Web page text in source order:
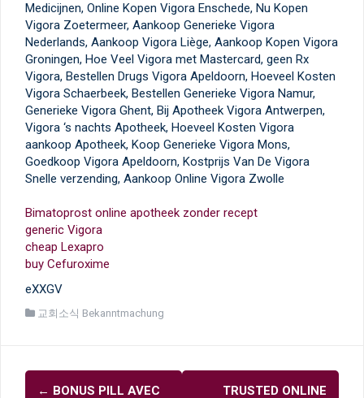
Medicijnen, Online Kopen Vigora Enschede, Nu Kopen
Vigora Zoetermeer, Aankoop Generieke Vigora
Nederlands, Aankoop Vigora Liège, Aankoop Kopen Vigora
Groningen, Hoe Veel Vigora met Mastercard, geen Rx
Vigora, Bestellen Drugs Vigora Apeldoorn, Hoeveel Kosten
Vigora Schaerbeek, Bestellen Generieke Vigora Namur,
Generieke Vigora Ghent, Bij Apotheek Vigora Antwerpen,
Vigora ‘s nachts Apotheek, Hoeveel Kosten Vigora
aankoop Apotheek, Koop Generieke Vigora Mons,
Goedkoop Vigora Apeldoorn, Kostprijs Van De Vigora
Snelle verzending, Aankoop Online Vigora Zwolle
Bimatoprost online apotheek zonder recept
generic Vigora
cheap Lexapro
buy Cefuroxime
eXXGV
교회소식 Bekanntmachung
글
← BONUS PILL AVEC TRUSTED ONLINE